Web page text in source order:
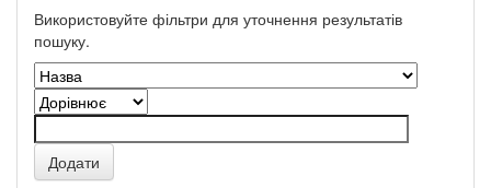
Використовуйте фільтри для уточнення результатів
пошуку.